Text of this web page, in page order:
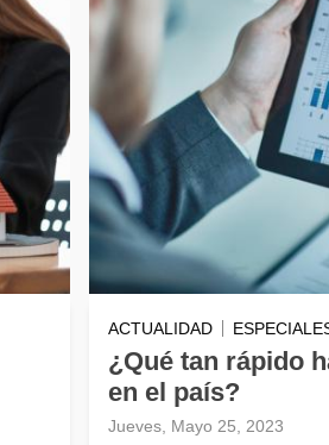
ACTUALIDAD
¿Qué tan rápido
en el país?
Jueves, Mayo 25, 2023